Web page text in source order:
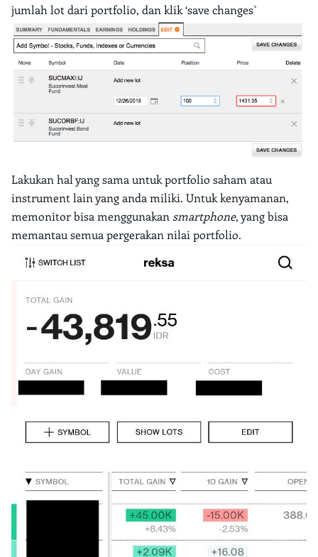
jumlah lot dari portfolio, dan klik ‘save changes`
Lakukan hal yang sama untuk portfolio saham atau
instrument lain yang anda miliki. Untuk kenyamanan,
memonitor bisa menggunakan smartphone, yang bisa
memantau semua pergerakan nilai portfolio.